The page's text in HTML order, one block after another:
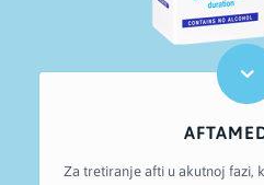
Za tretiranje afti u akutnoj fazi,